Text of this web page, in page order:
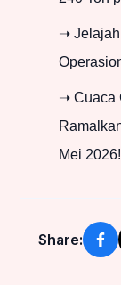
➝
➝ Cuaca
Mei 2026!
Share: